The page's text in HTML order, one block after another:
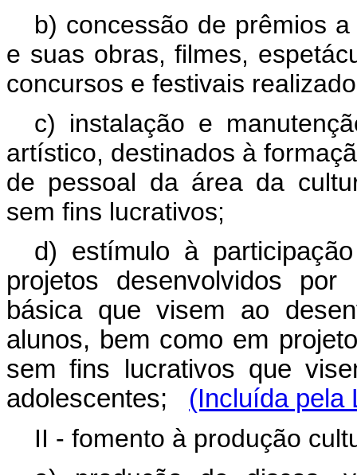
b) concessão de prêmios
e suas obras, filmes,
concursos e festivais
c) instalação e
artístico, destinados à
de pessoal da área da
sem fins lucrativos;
d) estímulo à
projetos desenvolvidos
básica que visem ao
alunos, bem como em
sem fins lucrativos que
adolescentes; (Incluída pela
II - fomento à produção